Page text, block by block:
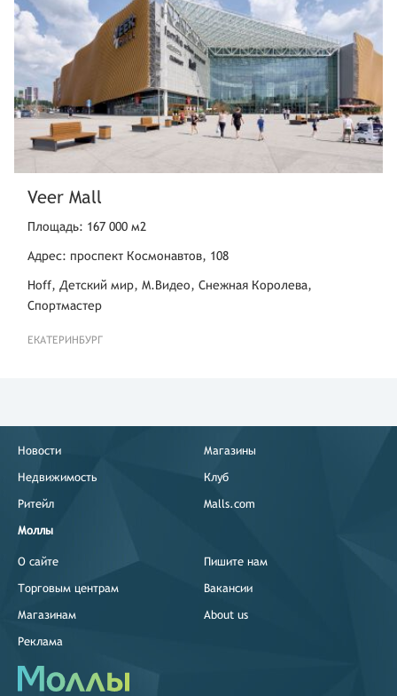
Veer Mall
Площадь: 167 000 м2
Адрес: проспект Космонавтов, 108
Hoff, Детский мир, М.Видео, Снежная Королева,
Спортмастер
ЕКАТЕРИНБУРГ
Новости
Недвижимость
Ритейл
Моллы
Магазины
Клуб
Malls.com
О сайте
Торговым центрам
Магазинам
Реклама
Пишите нам
Вакансии
About us